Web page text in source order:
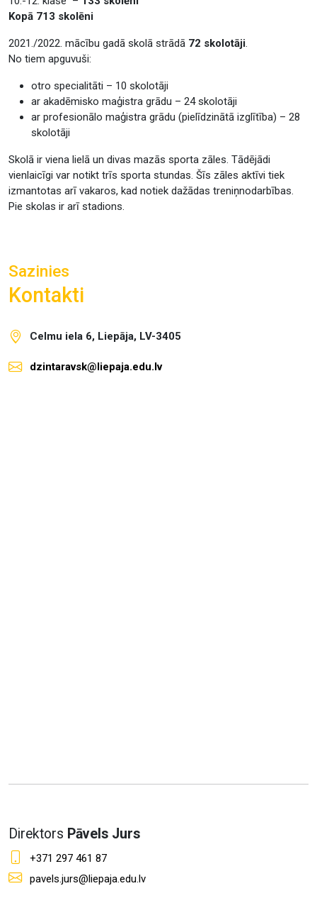
Kopā 713 skolēni
2021./2022. mācību gadā skolā strādā 72 skolotāji.
No tiem apguvuši:
otro specialitāti – 10 skolotāji
ar akadēmisko maģistra grādu – 24 skolotāji
ar profesionālo maģistra grādu (pielīdzinātā izglītība) – 28
skolotāji
Skolā ir viena lielā un divas mazās sporta zāles. Tādējādi
vienlaicīgi var notikt trīs sporta stundas. Šīs zāles aktīvi tiek
izmantotas arī vakaros, kad notiek dažādas treniņnodarbības.
Pie skolas ir arī stadions.
Sazinies
Kontakti
Celmu iela 6, Liepāja, LV-3405
dzintaravsk@liepaja.edu.lv
Direktors Pāvels Jurs
+371 297 461 87
pavels.jurs@liepaja.edu.lv